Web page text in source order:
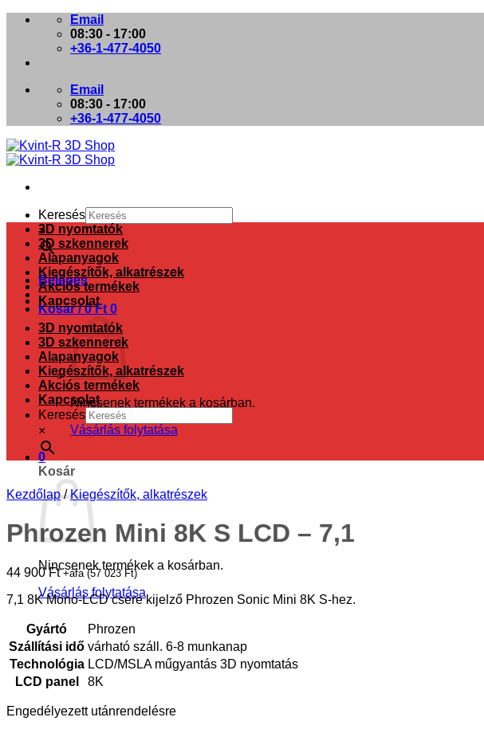
Skip
Email
08:30 - 17:00
+36-1-477-4050
Email
08:30 - 17:00
+36-1-477-4050
Keresés
×
Belépés
Kosár /0Ft 0
Nincsenek termékek a kosárban.
Vásárlás folytatása
0
Kosár
Nincsenek termékek a kosárban.
Vásárlás folytatása
3D nyomtatók
3D szkennerek
Alapanyagok
Kiegészítők, alkatrészek
Akciós termékek
Kapcsolat
3D nyomtatók
3D szkennerek
Alapanyagok
Kiegészítők, alkatrészek
Akciós termékek
Kapcsolat
Keresés
×
Kezdőlap / Kiegészítők, alkatrészek
Phrozen Mini 8K S LCD – 7,1
44 900Ft +áfa (57 023Ft)
7,1 8K Mono-LCD csere kijelző Phrozen Sonic Mini 8K S-hez.
Gyártó
Phrozen
Szállítási idő várható száll. 6-8 munkanap
Technológia LCD/MSLA műgyantás 3D nyomtatás
LCD panel
8K
Engedélyezett utánrendelésre